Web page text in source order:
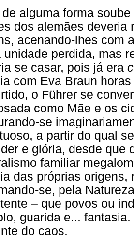
de alguma forma
dos alemães deveria
acenando-lhes com
unidade perdida, mas
se casar, pois já era
com Eva Braun
o Führer se
como Mãe e os
se
a partir do qual
e glória, desde que
familiar
das próprias origens,
se, pela
– que povos ou
guarida e...
do caos.